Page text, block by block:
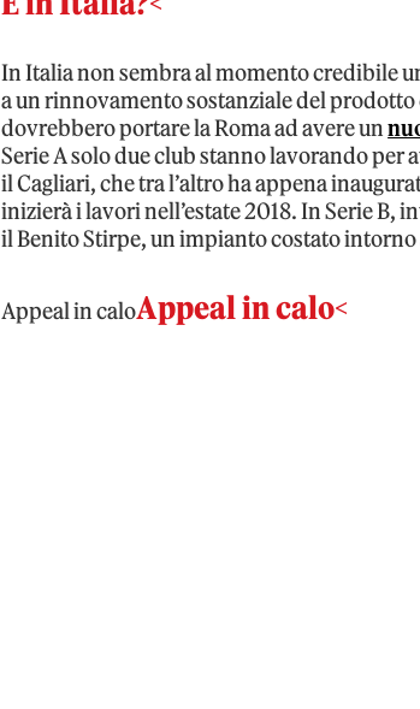
In Italia non sembra al momento credibile
a un rinnovamento sostanziale del
dovrebbero portare la Roma ad avere un
Serie A solo due club stanno lavorando per
il Cagliari, che tra l’altro ha appena
inizierà i lavori nell’estate 2018. In Serie B,
il Benito Stirpe, un impianto costato
Appeal in caloAppeal in calo<